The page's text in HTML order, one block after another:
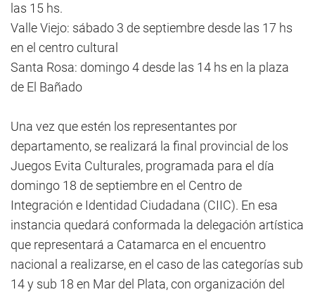
las 15 hs.
Valle Viejo: sábado 3 de septiembre desde las 17 hs
en el centro cultural
Santa Rosa: domingo 4 desde las 14 hs en la plaza
de El Bañado
Una vez que estén los representantes por
departamento, se realizará la final provincial de los
Juegos Evita Culturales, programada para el día
domingo 18 de septiembre en el Centro de
Integración e Identidad Ciudadana (CIIC). En esa
instancia quedará conformada la delegación artística
que representará a Catamarca en el encuentro
nacional a realizarse, en el caso de las categorías sub
14 y sub 18 en Mar del Plata, con organización del